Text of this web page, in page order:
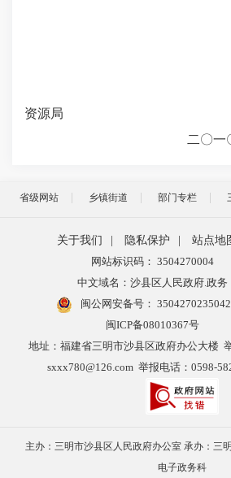
资源局
二〇一
省级网站 乡镇街道 部门专栏
关于我们 隐私保护 站点地
网站标识码： 3504270004
中文域名：沙县区人民政府.政务
闽公网安备号：
闽ICP备08010367号
地址：福建省三明市沙县区政府办公大楼
sxxx780@126.com 举报电话：0598-
主办：三明市沙县区人民政府办公室 承办：三
电子政务科